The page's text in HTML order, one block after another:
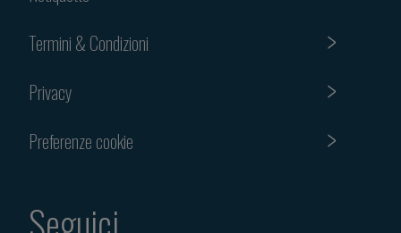
Termini & Condizioni
Privacy
Preferenze cookie